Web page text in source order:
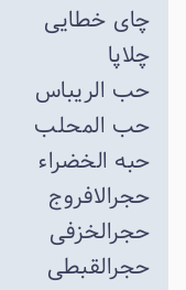
چای خطایی
چلاپا
حب الریباس
حب المحلب
حبه الخضراء
حجرالافروج
حجرالخزفی
حجرالقبطی